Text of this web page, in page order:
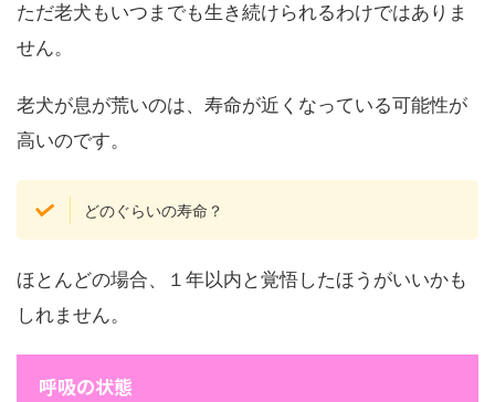
ただ老犬もいつまでも生き続けられるわけではありま
せん。
老犬が息が荒いのは、寿命が近くなっている可能性が
高いのです。
どのぐらいの寿命？
ほとんどの場合、１年以内と覚悟したほうがいいかも
しれません。
呼吸の状態